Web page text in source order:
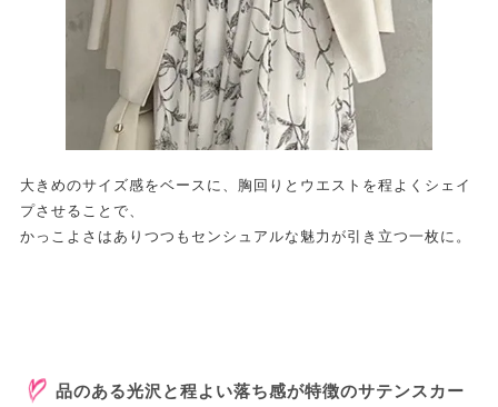
大きめのサイズ感をベースに、胸回りとウエストを程よくシェイ
プさせることで、
かっこよさはありつつもセンシュアルな魅力が引き立つ一枚に。
品のある光沢と程よい落ち感が特徴のサテンスカー